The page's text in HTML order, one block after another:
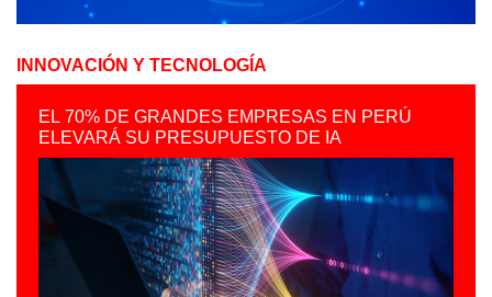
INNOVACIÓN Y TECNOLOGÍA
EL 70% DE GRANDES EMPRESAS EN PERÚ
ELEVARÁ SU PRESUPUESTO DE IA